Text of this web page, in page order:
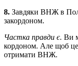
8. Завдяки ВНЖ в
закордоном.
Частка правди є. Ви
кордоном. Але щоб це
отримати ВНЖ.